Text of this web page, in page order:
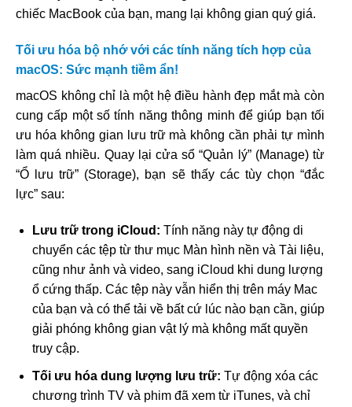
chiếc MacBook của bạn, mang lại không gian quý giá.
Tối ưu hóa bộ nhớ với các tính năng tích hợp của
macOS: Sức mạnh tiềm ẩn!
macOS không chỉ là một hệ điều hành đẹp mắt mà còn
cung cấp một số tính năng thông minh để giúp bạn tối
ưu hóa không gian lưu trữ mà không cần phải tự mình
làm quá nhiều. Quay lại cửa sổ “Quản lý” (Manage) từ
“Ổ lưu trữ” (Storage), bạn sẽ thấy các tùy chọn “đắc
lực” sau:
Lưu trữ trong iCloud: Tính năng này tự động di
chuyển các tệp từ thư mục Màn hình nền và Tài liệu,
cũng như ảnh và video, sang iCloud khi dung lượng
ổ cứng thấp. Các tệp này vẫn hiển thị trên máy Mac
của bạn và có thể tải về bất cứ lúc nào bạn cần, giúp
giải phóng không gian vật lý mà không mất quyền
truy cập.
Tối ưu hóa dung lượng lưu trữ: Tự động xóa các
chương trình TV và phim đã xem từ iTunes, và chỉ